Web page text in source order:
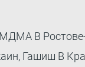
В
Гашиш В